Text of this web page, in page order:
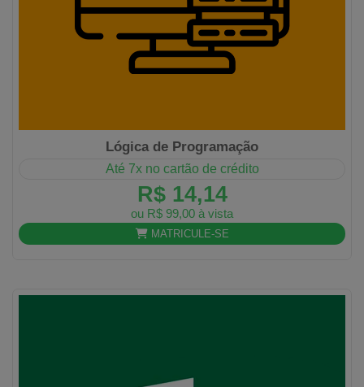
Lógica de Programação
Até 7x no cartão de crédito
R$ 14,14
ou R$ 99,00 à vista
MATRICULE-SE